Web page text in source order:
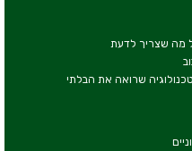
מה שצריך לדעת
שרואה את הבלתי